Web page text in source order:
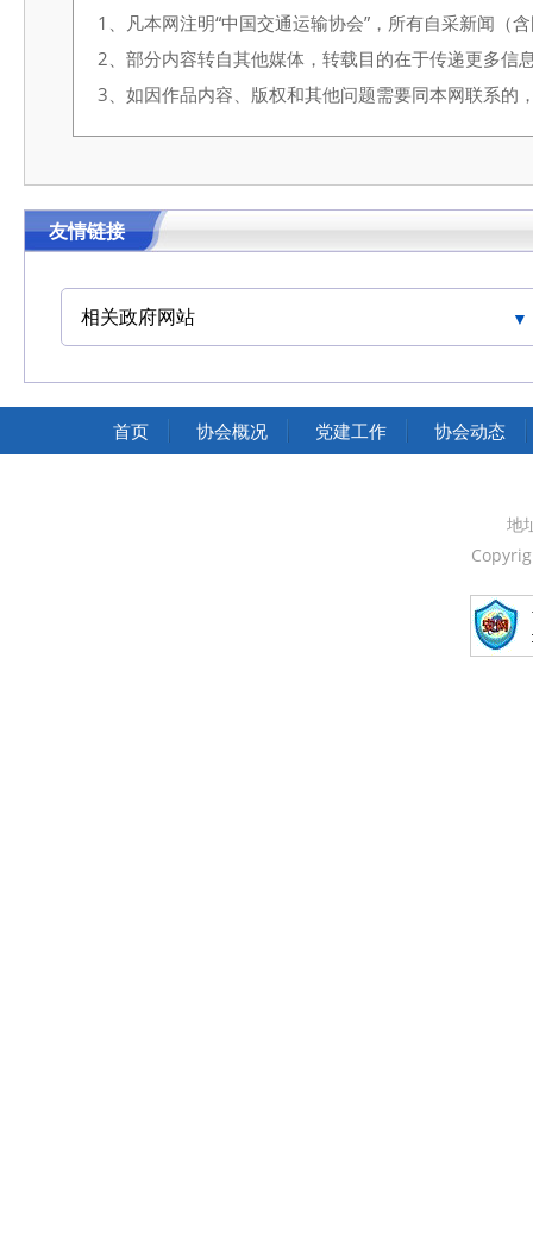
1、凡本网注明“中国交通运输协会”，所有自采新闻（
2、部分内容转自其他媒体，转载目的在于传递更多信
3、如因作品内容、版权和其他问题需要同本网联系
友情链接
相关政府网站
中国交通运输协会官网
首页 协会概况 党建工作 协会动态
地